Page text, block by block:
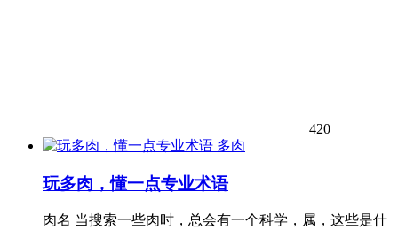
420
多肉
玩多肉，懂一点专业术语
肉名 当搜索一些肉时，总会有一个科学，属，这些是什